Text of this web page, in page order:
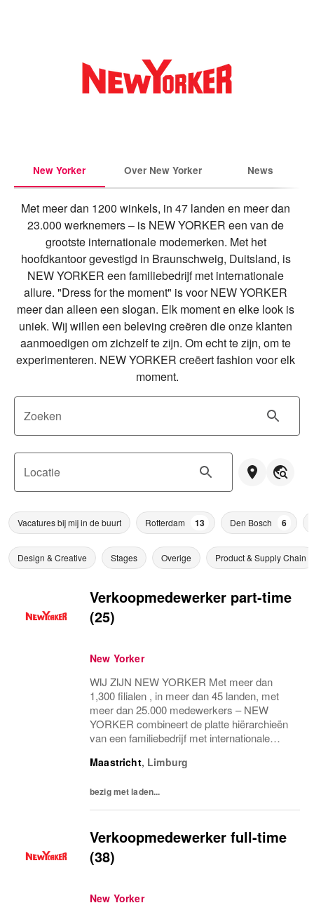
New Yorker Over New Yorker News
Met meer dan 1200 winkels, in 47 landen en meer dan
23.000 werknemers – is NEW YORKER een van de
grootste internationale modemerken. Met het
hoofdkantoor gevestigd in Braunschweig, Duitsland, is
NEW YORKER een familiebedrijf met internationale
allure. "Dress for the moment" is voor NEW YORKER
meer dan alleen een slogan. Elk moment en elke look is
uniek. Wij willen een beleving creëren die onze klanten
aanmoedigen om zichzelf te zijn. Om echt te zijn, om te
experimenteren. NEW YORKER creëert fashion voor elk
moment.
Zoeken
Locatie
Vacatures bij mij in de buurt Rotterdam 13 Den Bosch 6
Design & Creative Stages Overige Product & Supply Chain
Verkoopmedewerker part-time
(25)
New Yorker
WIJ ZIJN NEW YORKER Met meer dan
1,300 filialen , in meer dan 45 landen, met
meer dan 25.000 medewerkers – NEW
YORKER combineert de platte hiërarchieën
van een familiebedrijf met internationale
werkomgeving. WEES NEW YORKER
Maastricht, Limburg
bezig met laden...
Verkoopmedewerker full-time
(38)
New Yorker